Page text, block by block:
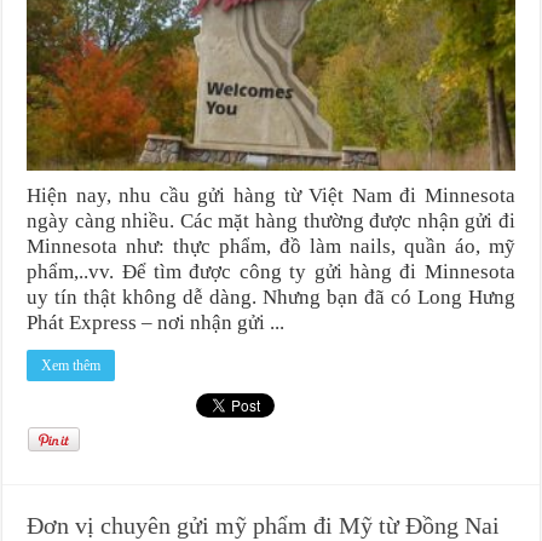
Hiện nay, nhu cầu gửi hàng từ Việt Nam đi Minnesota
ngày càng nhiều. Các mặt hàng thường được nhận gửi đi
Minnesota như: thực phẩm, đồ làm nails, quần áo, mỹ
phẩm,..vv. Để tìm được công ty gửi hàng đi Minnesota
uy tín thật không dễ dàng. Nhưng bạn đã có Long Hưng
Phát Express – nơi nhận gửi ...
Xem thêm
Đơn vị chuyên gửi mỹ phẩm đi Mỹ từ Đồng Nai